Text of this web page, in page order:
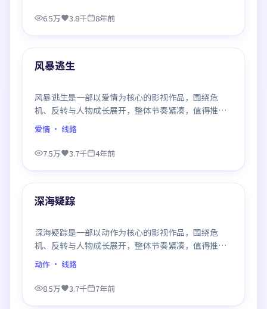
6.5万 3.8千 8年前
最新
风暴逃生
风暴逃生是一部以爱情为核心的影视作品，围绕危
机、反转与人物成长展开，整体节奏紧凑，值得推荐
观看。
爱情 · 线路
7.5万 3.7千 4年前
最新
深海疑踪
深海疑踪是一部以动作为核心的影视作品，围绕危
机、反转与人物成长展开，整体节奏紧凑，值得推荐
观看。
动作 · 线路
8.5万 3.7千 7年前